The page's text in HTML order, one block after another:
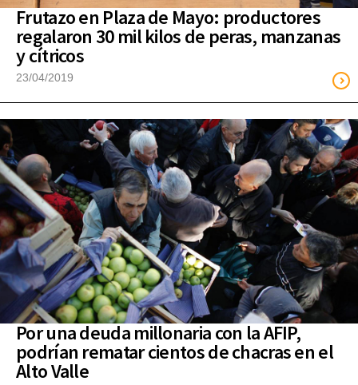
Frutazo en Plaza de Mayo: productores
regalaron 30 mil kilos de peras, manzanas
y cítricos
23/04/2019
Por una deuda millonaria con la AFIP,
podrían rematar cientos de chacras en el
Alto Valle